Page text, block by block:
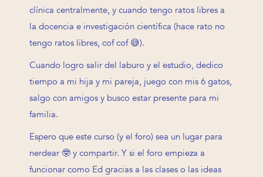
clínica centralmente, y cuando tengo ratos libres a
la docencia e investigación científica (hace rato no
tengo ratos libres, cof cof 😅).
Cuando logro salir del laburo y el estudio, dedico
tiempo a mi hija y mi pareja, juego con mis 6 gatos,
salgo con amigos y busco estar presente para mi
familia.
Espero que este curso (y el foro) sea un lugar para
nerdear 🤓 y compartir. Y si el foro empieza a
funcionar como Ed gracias a las clases o las ideas